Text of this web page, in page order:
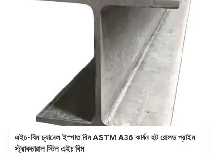
এইচ-বিম চ্যানেল ইস্পাত বিম ASTM A36 কার্বন হট রোলড প্রাইম
স্ট্রাকচারাল স্টিল এইচ বিম